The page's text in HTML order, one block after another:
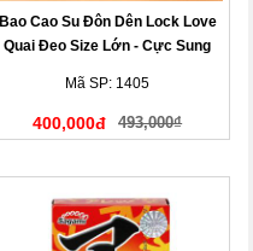
Bao Cao Su Đôn Dên Lock Love
Quai Đeo Size Lớn - Cực Sung
Mã SP: 1405
400,000đ 493,000₫